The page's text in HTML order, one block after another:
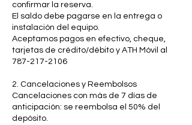
confirmar la reserva.
El saldo debe pagarse en la entrega o
instalación del equipo.
Aceptamos pagos en efectivo, cheque,
tarjetas de crédito/débito y ATH Móvil al
787-217-2106
2. Cancelaciones y Reembolsos
Cancelaciones con más de 7 días de
anticipación: se reembolsa el 50% del
depósito.